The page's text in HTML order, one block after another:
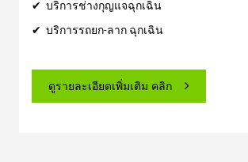
✔ บริการช่างกุญแจฉุกเฉิน
✔ บริการรถยก-ลาก ฉุกเฉิน
ดูรายละเอียดเพิ่มเติม คลิก